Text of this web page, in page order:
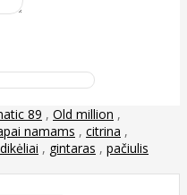
89 , Old million ,
namams , citrina ,
, gintaras , pačiulis